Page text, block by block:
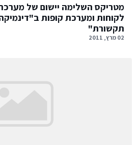
מטריקס השלימה יישום של מערכת
לקוחות ומערכת קופות
תקשורת"
02 מרץ, 2011